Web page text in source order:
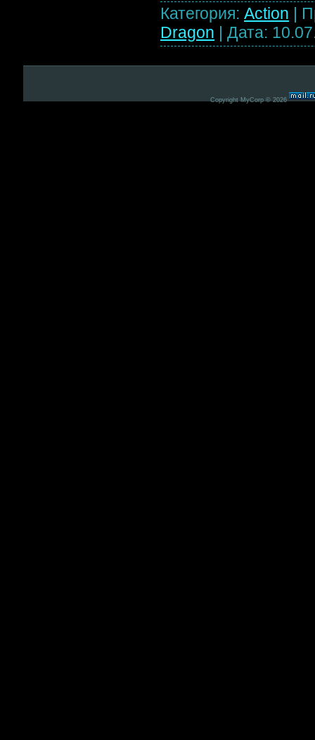
Категория: Action |
Dragon | Дата:
Copyright MyCorp © 2026